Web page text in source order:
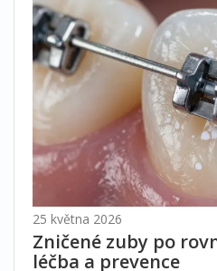
25 května 2026
Zničené zuby po
léčba a prevence